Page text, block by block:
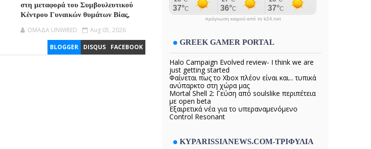
στη μεταφορά του Συμβουλευτικού
Κέντρου Γυναικών θυμάτων Βίας,
OMAΔΑ UNWIRED Aug 05, 2026
BLOGGER DISQUS FACEBOOK
πρόγνωση καιρού από το k24.net
GREEK GAMER PORTAL
Halo Campaign Evolved review- I think we are
just getting started
Φαίνεται πως το Xbox πλέον είναι και... τυπικά
ανύπαρκτο στη χώρα μας
Mortal Shell 2: Γεύση από soulslike περιπέτεια
με open beta
Εξαιρετικά νέα για το υπεραναμενόμενο
Control Resonant
KYPARISSIANEWS.COM-ΤΡΙΦΥΛΙΑ